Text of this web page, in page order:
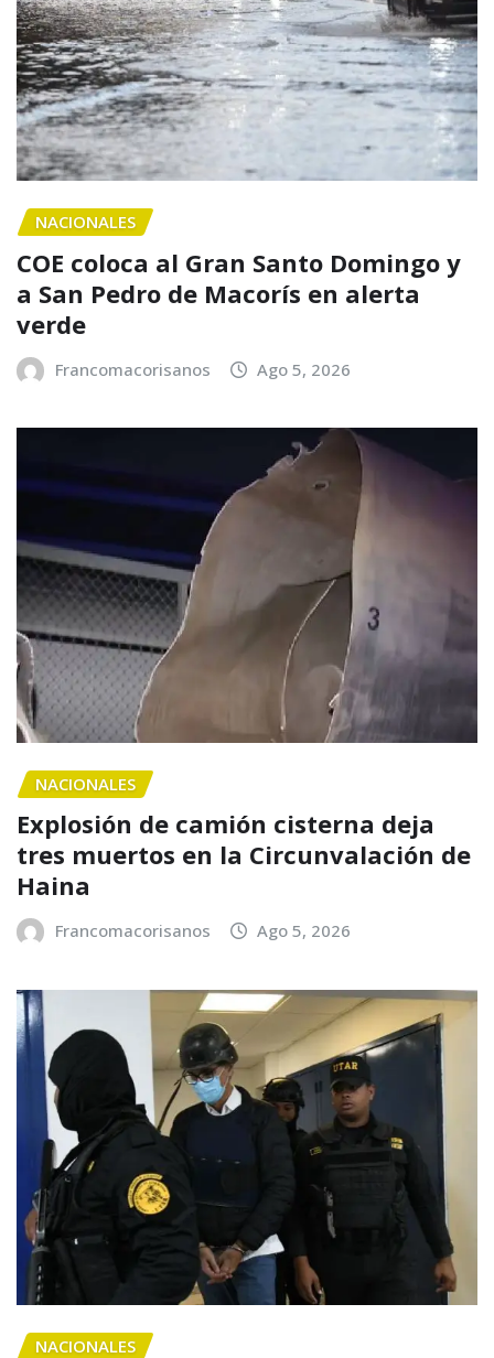
NACIONALES
COE coloca al Gran Santo Domingo y
a San Pedro de Macorís en alerta
verde
Francomacorisanos Ago 5, 2026
NACIONALES
Explosión de camión cisterna deja
tres muertos en la Circunvalación de
Haina
Francomacorisanos Ago 5, 2026
NACIONALES